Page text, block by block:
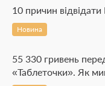
10 причин
Новина
55 330 гривень
«Таблеточки». Як